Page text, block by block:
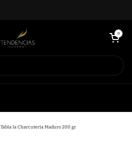
Abrir carrito
0
Tabla la Charcutería Maduro 200 gr